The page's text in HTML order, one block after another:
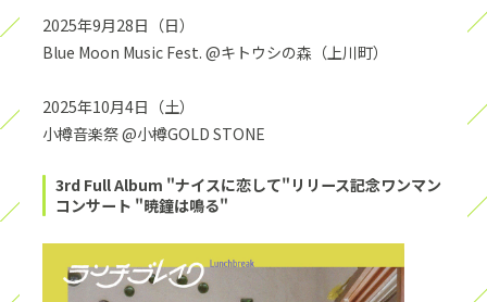
2025年9月28日（日）
Blue Moon Music Fest. @キトウシの森（上川町）
2025年10月4日（土）
小樽音楽祭 @小樽GOLD STONE
3rd Full Album "ナイスに恋して"リリース記念ワンマン
コンサート "暁鐘は鳴る"